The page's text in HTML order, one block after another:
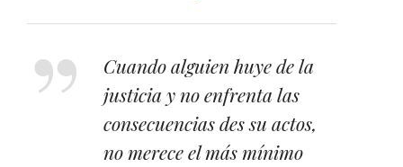
Cuando alguien huye de la
justicia y no enfrenta las
consecuencias des su actos,
no merece el más mínimo